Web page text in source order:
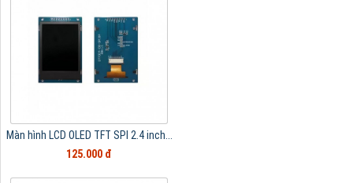
Màn hình LCD OLED TFT SPI 2.4 inch...
125.000 đ